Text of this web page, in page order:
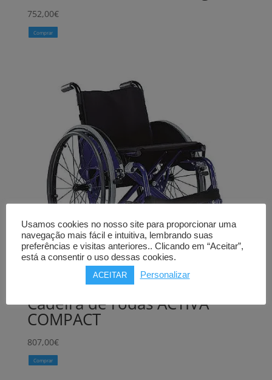
752,00€
Comprar
Cadeira de rodas ACTIVA
COMPACT
807,00€
Comprar
Usamos cookies no nosso site para proporcionar uma
navegação mais fácil e intuitiva, lembrando suas
preferências e visitas anteriores.. Clicando em “Aceitar”,
está a consentir o uso dessas cookies.
ACEITAR Personalizar